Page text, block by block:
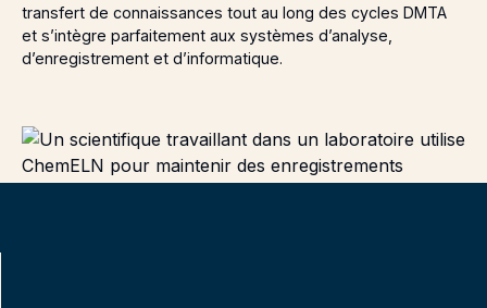
transfert de connaissances tout au long des cycles DMTA
et s’intègre parfaitement aux systèmes d’analyse,
d’enregistrement et d’informatique.